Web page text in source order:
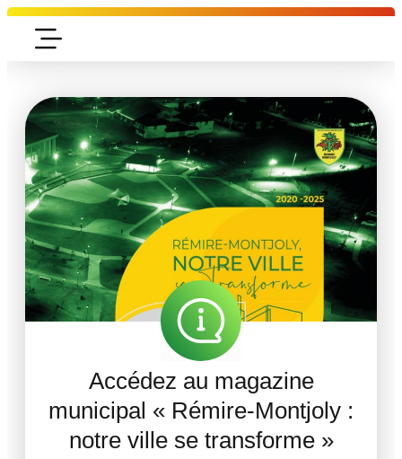
Accédez au magazine
municipal « Rémire-Montjoly :
notre ville se transforme »